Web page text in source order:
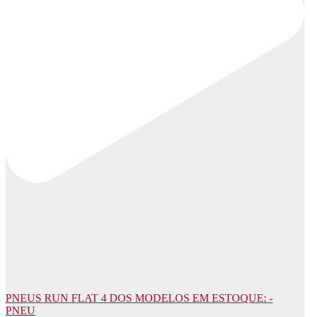
PNEUS RUN FLAT 4 DOS MODELOS EM ESTOQUE: -
PNEU